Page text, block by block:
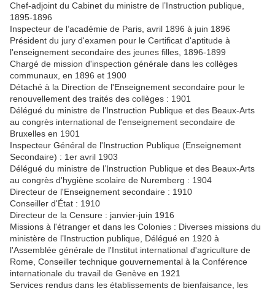
Chef-adjoint du Cabinet du ministre de l’Instruction publique,
1895-1896
Inspecteur de l’académie de Paris, avril 1896 à juin 1896
Président du jury d'examen pour le Certificat d'aptitude à
l'enseignement secondaire des jeunes filles, 1896-1899
Chargé de mission d'inspection générale dans les collèges
communaux, en 1896 et 1900
Détaché à la Direction de l'Enseignement secondaire pour le
renouvellement des traités des collèges : 1901
Délégué du ministre de l’Instruction Publique et des Beaux-Arts
au congrès international de l'enseignement secondaire de
Bruxelles en 1901
Inspecteur Général de l'Instruction Publique (Enseignement
Secondaire) : 1er avril 1903
Délégué du ministre de l’Instruction Publique et des Beaux-Arts
au congrès d'hygiène scolaire de Nuremberg : 1904
Directeur de l'Enseignement secondaire : 1910
Conseiller d'État : 1910
Directeur de la Censure : janvier-juin 1916
Missions à l'étranger et dans les Colonies : Diverses missions du
ministère de l’Instruction publique, Délégué en 1920 à
l'Assemblée générale de l'Institut international d'agriculture de
Rome, Conseiller technique gouvernemental à la Conférence
internationale du travail de Genève en 1921
Services rendus dans les établissements de bienfaisance, les